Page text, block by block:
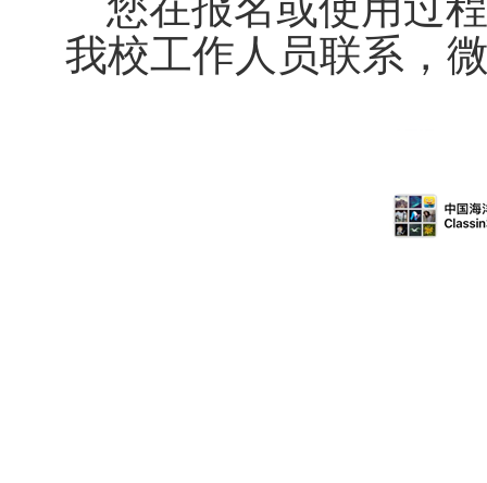
我校工作人员联系，